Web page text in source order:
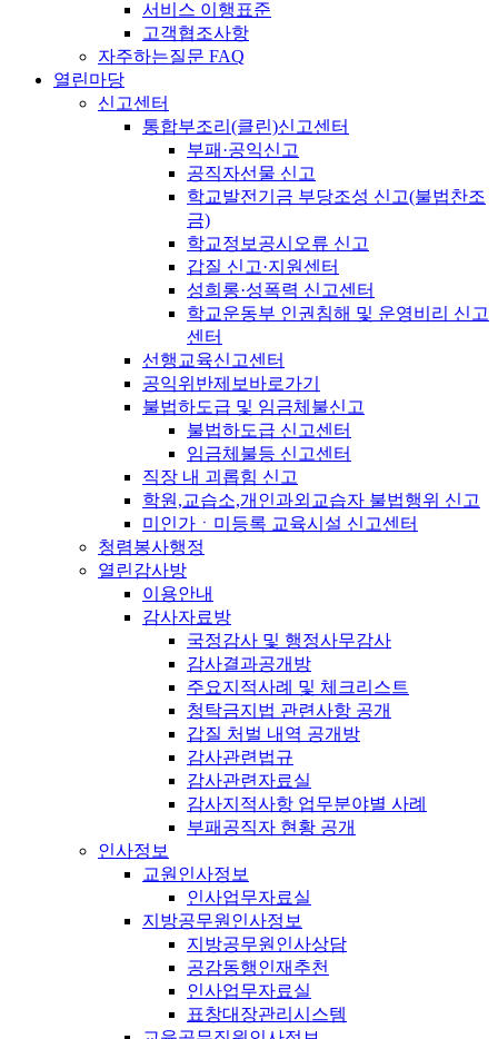
서비스 이행표준
고객협조사항
자주하는질문 FAQ
열린마당
신고센터
통합부조리(클린)신고센터
부패·공익신고
공직자선물 신고
학교발전기금 부당조성 신고(불법찬조
금)
학교정보공시오류 신고
갑질 신고·지원센터
성희롱·성폭력 신고센터
학교운동부 인권침해 및 운영비리 신고
센터
선행교육신고센터
공익위반제보바로가기
불법하도급 및 임금체불신고
불법하도급 신고센터
임금체불등 신고센터
직장 내 괴롭힘 신고
학원,교습소,개인과외교습자 불법행위 신고
미인가ㆍ미등록 교육시설 신고센터
청렴봉사행정
열린감사방
이용안내
감사자료방
국정감사 및 행정사무감사
감사결과공개방
주요지적사례 및 체크리스트
청탁금지법 관련사항 공개
갑질 처벌 내역 공개방
감사관련법규
감사관련자료실
감사지적사항 업무분야별 사례
부패공직자 현황 공개
인사정보
교원인사정보
인사업무자료실
지방공무원인사정보
지방공무원인사상담
공감동행인재추천
인사업무자료실
표창대장관리시스템